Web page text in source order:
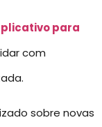
para
com
sobre novas